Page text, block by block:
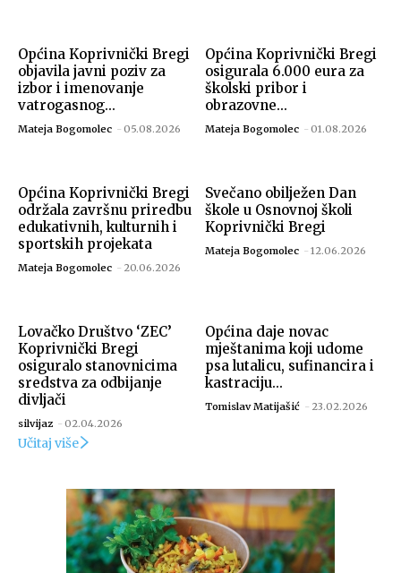
Općina Koprivnički Bregi
objavila javni poziv za
izbor i imenovanje
vatrogasnog...
Mateja Bogomolec - 05.08.2026
Općina Koprivnički Bregi
osigurala 6.000 eura za
školski pribor i
obrazovne...
Mateja Bogomolec - 01.08.2026
Općina Koprivnički Bregi
održala završnu priredbu
edukativnih, kulturnih i
sportskih projekata
Mateja Bogomolec - 20.06.2026
Svečano obilježen Dan
škole u Osnovnoj školi
Koprivnički Bregi
Mateja Bogomolec - 12.06.2026
Lovačko Društvo ‘ZEC’
Koprivnički Bregi
osiguralo stanovnicima
sredstva za odbijanje
divljači
silvijaz - 02.04.2026
Općina daje novac
mještanima koji udome
psa lutalicu, sufinancira i
kastraciju...
Tomislav Matijašić - 23.02.2026
Učitaj više